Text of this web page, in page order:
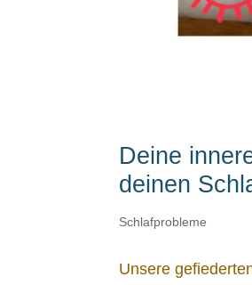
Deine
deinen
Schlafprobleme
Unsere